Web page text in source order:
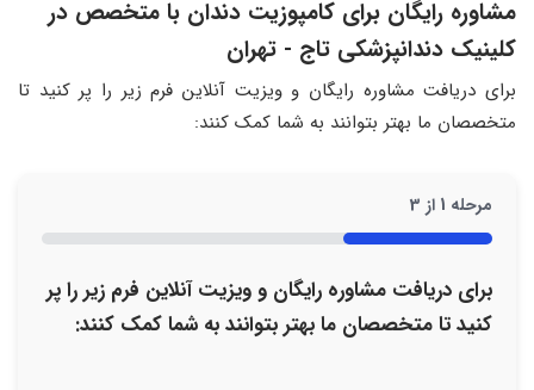
مشاوره رایگان برای کامپوزیت دندان با متخصص در
کلینیک دندانپزشکی تاج - تهران
برای دریافت مشاوره رایگان و ویزیت آنلاین فرم زیر را پر کنید تا
متخصصان ما بهتر بتوانند به شما کمک کنند:
مرحله 1 از 3
33%
برای دریافت مشاوره رایگان و ویزیت آنلاین فرم زیر را پر
کنید تا متخصصان ما بهتر بتوانند به شما کمک کنند: